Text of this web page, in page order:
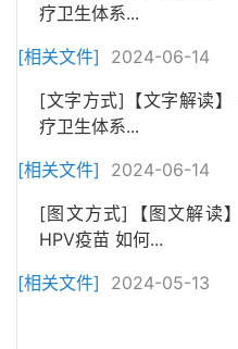
疗卫生体系...
[相关文件]
2024-06-14
[文字方式]【文字解读
疗卫生体系...
[相关文件]
2024-06-14
[图文方式]【图文解读
HPV疫苗 如何...
[相关文件]
2024-05-13